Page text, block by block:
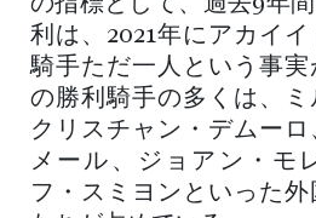
の指標として、過去9年
利は、2021年にアカイ
騎手ただ一人という事実
の勝利騎手の多くは、ミ
クリスチャン・デムー
メール、ジョアン・モ
フ・スミヨンといった